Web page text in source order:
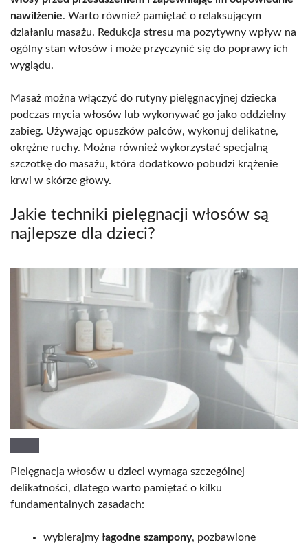
nawilżenie. Warto również pamiętać o relaksującym
działaniu masażu. Redukcja stresu ma pozytywny wpływ na
ogólny stan włosów i może przyczynić się do poprawy ich
wyglądu.
Masaż można włączyć do rutyny pielęgnacyjnej dziecka
podczas mycia włosów lub wykonywać go jako oddzielny
zabieg. Używając opuszków palców, wykonuj delikatne,
okrężne ruchy. Można również wykorzystać specjalną
szczotkę do masażu, która dodatkowo pobudzi krążenie
krwi w skórze głowy.
Jakie techniki pielęgnacji włosów są
najlepsze dla dzieci?
Pielęgnacja włosów u dzieci wymaga szczególnej
delikatności, dlatego warto pamiętać o kilku
fundamentalnych zasadach:
wybierajmy łagodne szampony, pozbawione